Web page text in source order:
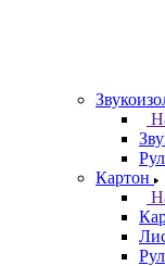
Картон